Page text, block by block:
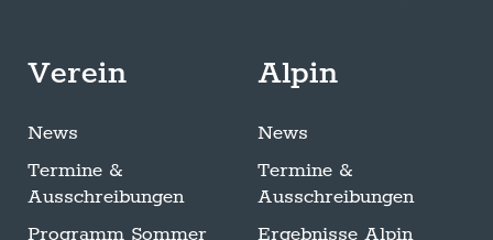
Verein
News
Termine &
Ausschreibungen
Programm Sommer
Alpin
News
Termine &
Ausschreibungen
Ergebnisse Alpin